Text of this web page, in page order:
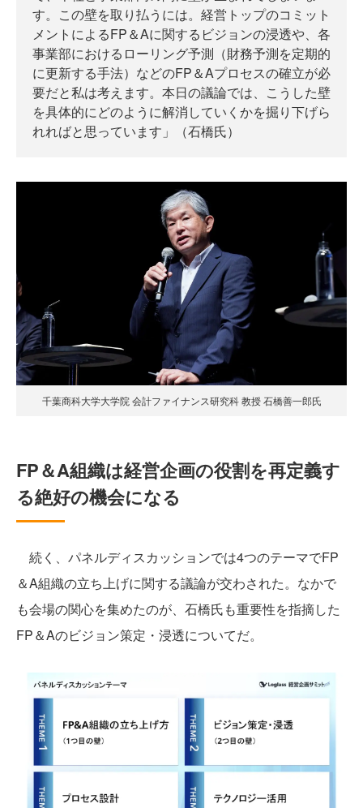
す。この壁を取り払うには。経営トップのコミット
メントによるFP＆Aに関するビジョンの浸透や、各
事業部におけるローリング予測（財務予測を定期的
に更新する手法）などのFP＆Aプロセスの確立が必
要だと私は考えます。本日の議論では、こうした壁
を具体的にどのように解消していくかを掘り下げら
れればと思っています」（石橋氏）
千葉商科大学大学院 会計ファイナンス研究科 教授 石橋善一郎氏
FP＆A組織は経営企画の役割を再定義す
る絶好の機会になる
続く、パネルディスカッションでは4つのテーマでFP
＆A組織の立ち上げに関する議論が交わされた。なかで
も会場の関心を集めたのが、石橋氏も重要性を指摘した
FP＆Aのビジョン策定・浸透についてだ。